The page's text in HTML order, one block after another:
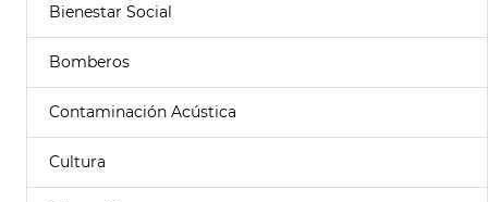
Bienestar Social
Bomberos
Contaminación Acústica
Cultura